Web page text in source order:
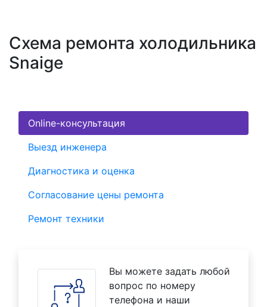
Схема ремонта холодильника
Snaige
Online-консультация
Выезд инженера
Диагностика и оценка
Согласование цены ремонта
Ремонт техники
Вы можете задать любой
вопрос по номеру
телефона и наши